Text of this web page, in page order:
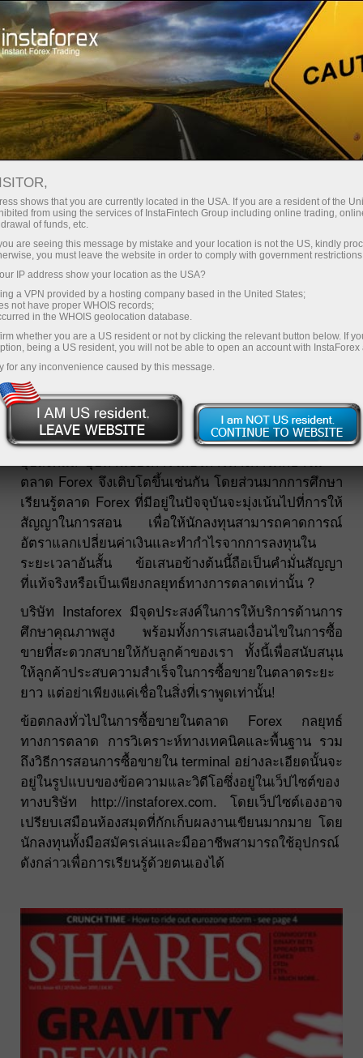
เกี่ยวกับ InstaForex
การเรียนรู้ตลาด Forex อย่างมีประสิทธิภาพ: ตำนานหรือเรื่องจริง?
การเรียนรู้ตลาด FOREX อย่างมี
ประสิทธิภาพ: ตำนานหรือเรื่อง
จริง?
เปิดบัญชีซื้อขาย
จำนวนนักลงทุนในโลกนี้เพิ่มขึ้นอย่างต่อเนื่องทุกปี
อุปสงค์และอุปทานของการให้บริการทางการศึกษาใน
ตลาด Forex จึงเติบโตขึ้นเช่นกัน โดยส่วนมากการศึกษา
เรียนรู้ตลาด Forex ที่มีอยู่ในปัจจุบันจะมุ่งเน้นไปที่การให้
สัญญาในการสอน เพื่อให้นักลงทุนสามารถคาดการณ์
อัตราแลกเปลี่ยนค่าเงินและทำกำไรจากการลงทุนใน
ระยะเวลาอันสั้น ข้อเสนอข้างต้นนี้ถือเป็นคำมั่นสัญญา
ที่แท้จริงหรือเป็นเพียงกลยุทธ์ทางการตลาดเท่านั้น ?
บริษัท Instaforex มีจุดประสงค์ในการให้บริการด้านการ
ศึกษาคุณภาพสูง พร้อมทั้งการเสนอเงื่อนไขในการซื้อ
ขายที่สะดวกสบายให้กับลูกค้าของเรา ทั้งนี้เพื่อสนับสนุน
ให้ลูกค้าประสบความสำเร็จในการซื้อขายในตลาดระยะ
ยาว แต่อย่าเพียงแค่เชื่อในสิ่งที่เราพูดเท่านั้น!
ข้อตกลงทั่วไปในการซื้อขายในตลาด Forex กลยุทธ์
ทางการตลาด การวิเคราะห์ทางเทคนิคและพื้นฐาน รวม
ถึงวิธีการสอนการซื้อขายใน terminal อย่างละเอียดนั้นจะ
อยู่ในรูปแบบของข้อความและวิดีโอซึ่งอยู่ในเว็ปไซต์ของ
ทางบริษัท http://instaforex.com. โดยเว็ปไซต์เองอาจ
เปรียบเสมือนห้องสมุดที่กักเก็บผลงานเขียนมากมาย โดย
นักลงทุนทั้งมือสมัครเล่นและมืออาชีพสามารถใช้อุปกรณ์
ดังกล่าวเพื่อการเรียนรู้ด้วยตนเองได้
shows that you are currently located in the USA. If you are a resident of the
from using the services of InstaFintech Group including online trading,
of funds, etc.
are seeing this message by mistake and your location is not the US, kindly
you must leave the website in order to comply with government
IP address show your location as the USA?
a VPN provided by a hosting company based in the United States;
not have proper WHOIS records;
in the WHOIS geolocation database.
whether you are a US resident or not by clicking the relevant button below. If
being a US resident, you will not be able to open an account with InstaForex
for any inconvenience caused by this message.